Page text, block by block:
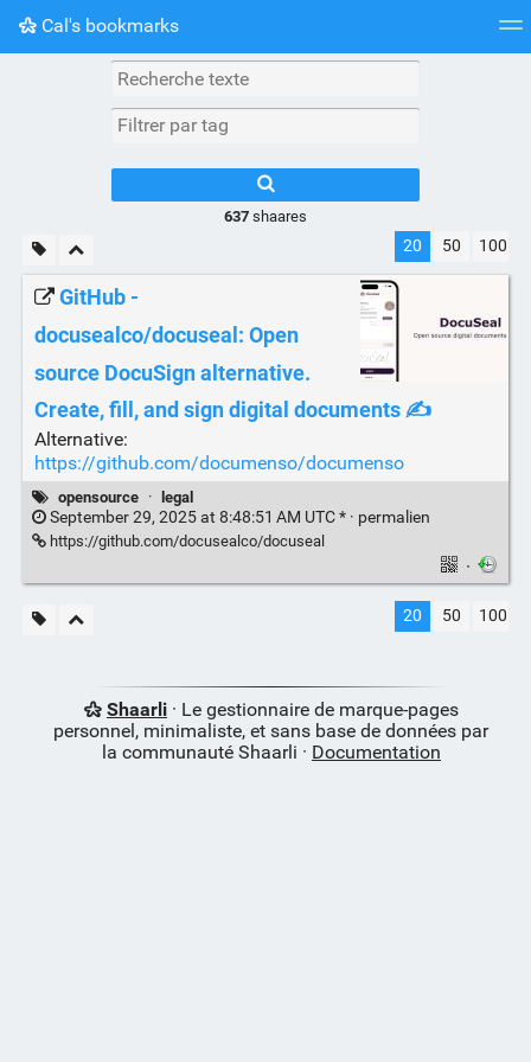
Cal's bookmarks
Nuage de tags Mur d'images
637shaares
20 50 100
GitHub -
docusealco/docuseal: Open
source DocuSign alternative.
Create, fill, and sign digital documents ✍️
Alternative:
https://github.com/documenso/documenso
opensource · legal
September 29, 2025 at 8:48:51 AM UTC * · permalien
https://github.com/docusealco/docuseal
·
20 50 100
Shaarli· Le gestionnaire de marque-pages
personnel, minimaliste, et sans base de données par
la communauté Shaarli · Documentation